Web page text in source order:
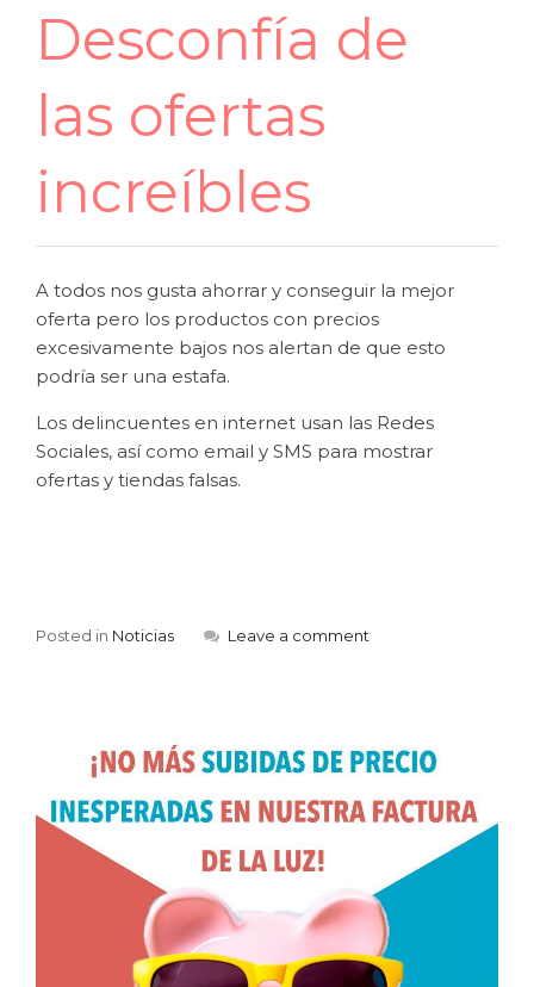
Desconfía de
las ofertas
increíbles
A todos nos gusta ahorrar y conseguir la mejor
oferta pero los productos con precios
excesivamente bajos nos alertan de que esto
podría ser una estafa.
Los delincuentes en internet usan las Redes
Sociales, así como email y SMS para mostrar
ofertas y tiendas falsas.
Posted in Noticias Leave a comment